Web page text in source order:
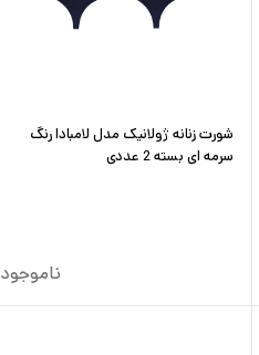
شورت زنانه ژولانیک مدل لامبادا رنگ
سرمه ای بسته 2 عددی
ناموجود